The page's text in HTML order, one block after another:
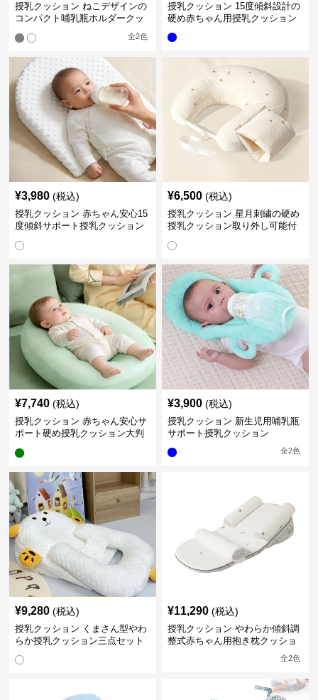
授乳クッション ねこデザインの
コンパクト哺乳瓶ホルダークッ
全2色
授乳クッション 15度傾斜設計の
硬め赤ちゃん用授乳クッション
¥3,980 (税込)
授乳クッション 赤ちゃん安心15
度傾斜サポート授乳クッション
¥6,500 (税込)
授乳クッション 星月刺繍の硬め
授乳クッション取り外し可能付
¥7,740 (税込)
授乳クッション 赤ちゃん安心サ
ポート硬め授乳クッション大判
¥3,900 (税込)
授乳クッション 新生児用哺乳瓶
サポート授乳クッション
全2色
¥9,280 (税込)
授乳クッション くまさん型やわ
らか授乳クッション三点セット
¥11,290 (税込)
授乳クッション やわらか傾斜調
整式赤ちゃん用抱き枕クッショ
全2色